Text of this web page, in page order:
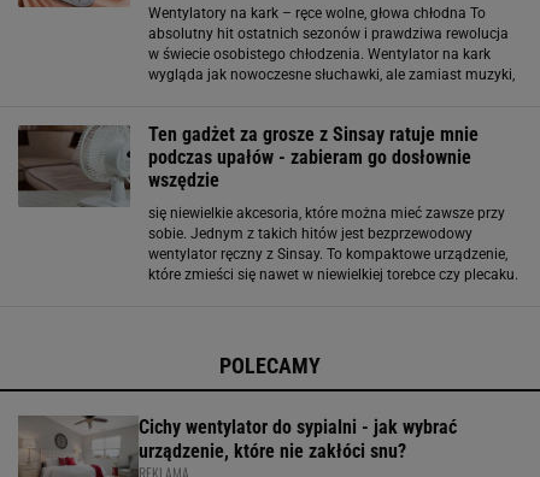
Wentylatory na kark – ręce wolne, głowa chłodna To
absolutny hit ostatnich sezonów i prawdziwa rewolucja
w świecie osobistego chłodzenia. Wentylator na kark
wygląda jak nowoczesne słuchawki, ale zamiast muzyki,
Ten gadżet za grosze z Sinsay ratuje mnie
podczas upałów - zabieram go dosłownie
wszędzie
się niewielkie akcesoria, które można mieć zawsze przy
sobie. Jednym z takich hitów jest bezprzewodowy
wentylator ręczny z Sinsay. To kompaktowe urządzenie,
które zmieści się nawet w niewielkiej torebce czy plecaku.
POLECAMY
Cichy wentylator do sypialni - jak wybrać
urządzenie, które nie zakłóci snu?
REKLAMA